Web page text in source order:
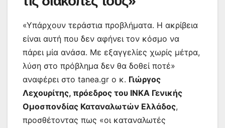
«Υπάρχουν τεράστια προβλήματα. Η ακρίβεια
είναι αυτή που δεν αφήνει τον κόσμο να
πάρει μία ανάσα. Με εξαγγελίες χωρίς μέτρα,
λύση στο πρόβλημα δεν θα δοθεί ποτέ»
αναφέρει στο tanea.gr ο κ. Γιώργος
Λεχουρίτης, πρόεδρος του ΙΝΚΑ Γενικής
Ομοσπονδίας Καταναλωτών Ελλάδος,
προσθέτοντας πως «οι καταναλωτές